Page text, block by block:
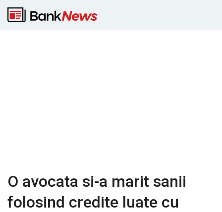
O avocata si-a marit sanii
folosind credite luate cu